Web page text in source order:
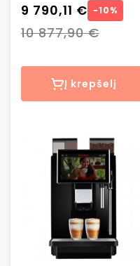
9 790,11 € −10%
10 877,90 €
Į krepšelį